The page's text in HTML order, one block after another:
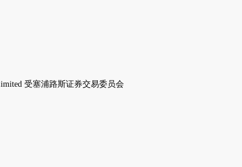
受塞浦路斯证券交易委员会